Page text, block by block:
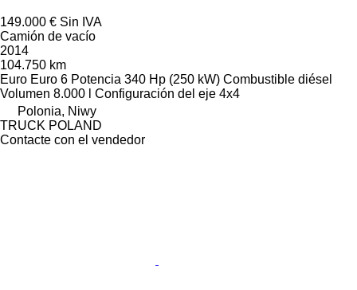
149.000 € Sin IVA
Camión de vacío
2014
104.750 km
Euro Euro 6 Potencia 340 Hp (250 kW) Combustible diésel
Volumen 8.000 l Configuración del eje 4x4
Polonia, Niwy
TRUCK POLAND
Contacte con el vendedor